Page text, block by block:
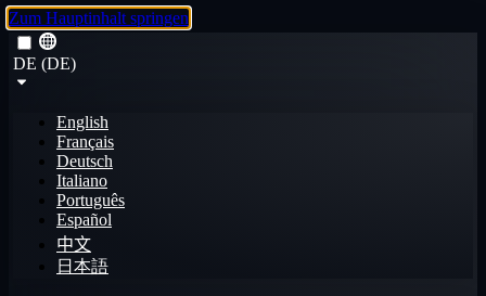
Zum Hauptinhalt springen
DE (DE)
English
Français
Deutsch
Italiano
Português
Español
中文
日本語